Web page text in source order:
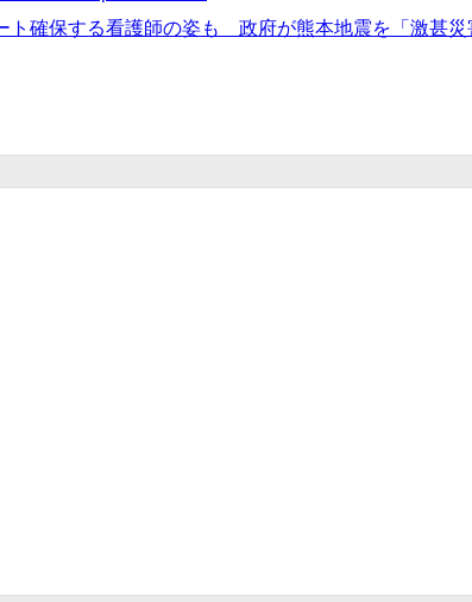
確保する看護師の姿も 政府が熊本地震を「激甚災